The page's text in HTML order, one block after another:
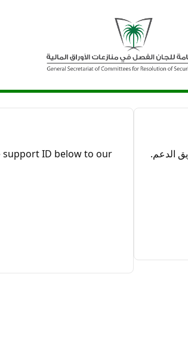
الدعم.
support ID below to our